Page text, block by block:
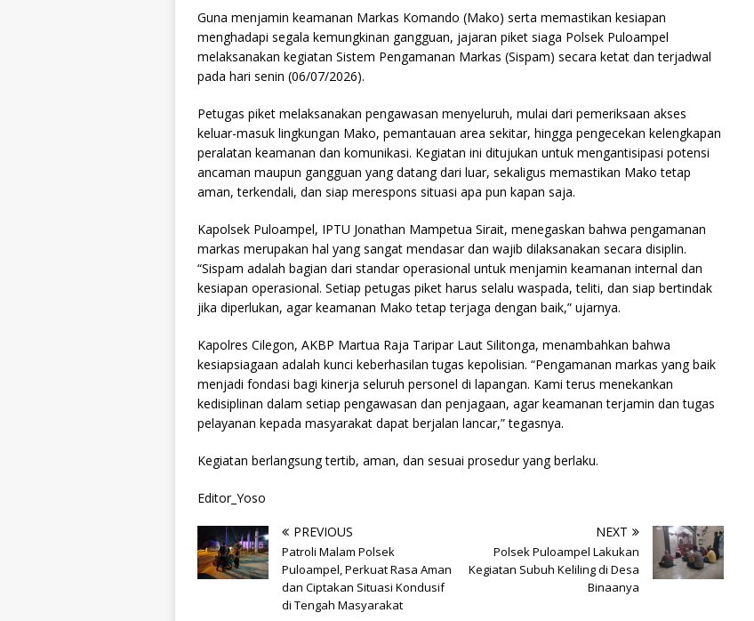
Guna menjamin keamanan Markas Komando (Mako) serta memastikan kesiapan
menghadapi segala kemungkinan gangguan, jajaran piket siaga Polsek Puloampel
melaksanakan kegiatan Sistem Pengamanan Markas (Sispam) secara ketat dan terjadwal
pada hari senin (06/07/2026).
Petugas piket melaksanakan pengawasan menyeluruh, mulai dari pemeriksaan akses
keluar-masuk lingkungan Mako, pemantauan area sekitar, hingga pengecekan kelengkapan
peralatan keamanan dan komunikasi. Kegiatan ini ditujukan untuk mengantisipasi potensi
ancaman maupun gangguan yang datang dari luar, sekaligus memastikan Mako tetap
aman, terkendali, dan siap merespons situasi apa pun kapan saja.
Kapolsek Puloampel, IPTU Jonathan Mampetua Sirait, menegaskan bahwa pengamanan
markas merupakan hal yang sangat mendasar dan wajib dilaksanakan secara disiplin.
“Sispam adalah bagian dari standar operasional untuk menjamin keamanan internal dan
kesiapan operasional. Setiap petugas piket harus selalu waspada, teliti, dan siap bertindak
jika diperlukan, agar keamanan Mako tetap terjaga dengan baik,” ujarnya.
Kapolres Cilegon, AKBP Martua Raja Taripar Laut Silitonga, menambahkan bahwa
kesiapsiagaan adalah kunci keberhasilan tugas kepolisian. “Pengamanan markas yang baik
menjadi fondasi bagi kinerja seluruh personel di lapangan. Kami terus menekankan
kedisiplinan dalam setiap pengawasan dan penjagaan, agar keamanan terjamin dan tugas
pelayanan kepada masyarakat dapat berjalan lancar,” tegasnya.
Kegiatan berlangsung tertib, aman, dan sesuai prosedur yang berlaku.
Editor_Yoso
PREVIOUS
Patroli Malam Polsek
Puloampel, Perkuat Rasa Aman
dan Ciptakan Situasi Kondusif
di Tengah Masyarakat
NEXT
Polsek Puloampel Lakukan
Kegiatan Subuh Keliling di Desa
Binaanya